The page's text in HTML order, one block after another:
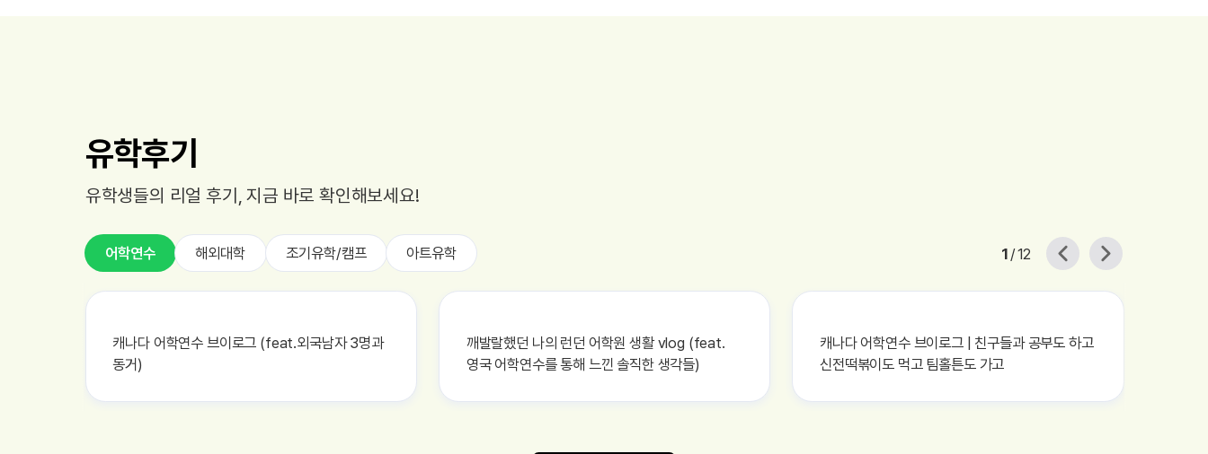
유학후기
유학생들의 리얼 후기, 지금 바로 확인해보세요!
어학연수 해외대학 조기유학/캠프 아트유학
캐나다 어학연수 브이로그 (feat.외국남자 3명과
동거)
깨발랄했던 나의 런던 어학원 생활 vlog (feat.
영국 어학연수를 통해 느낀 솔직한 생각들)
캐나다 어학연수 브이로그 | 친구들과 공부도 하고
신전떡볶이도 먹고 팀홀튼도 가고
1 /12